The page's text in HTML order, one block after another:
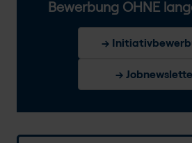
Bewerbung OHNE
→
→